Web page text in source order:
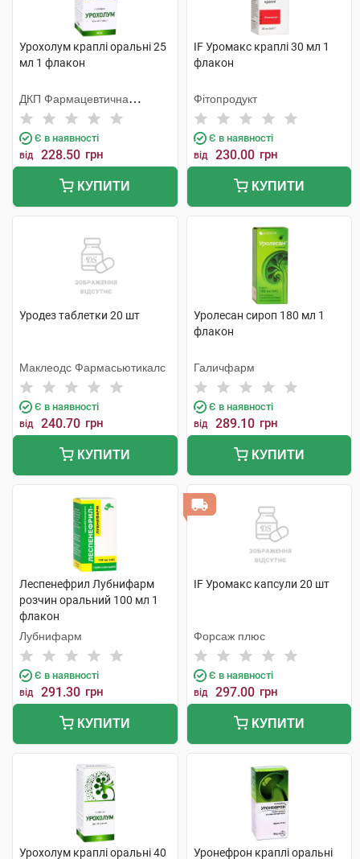
Урохолум краплі оральні 25
мл 1 флакон
ДКП Фармацевтична
фабрика
Є в наявності
від 228.50 грн
КУПИТИ
IF Уромакс краплі 30 мл 1
флакон
Фітопродукт
Є в наявності
від 230.00 грн
КУПИТИ
Уродез таблетки 20 шт
Маклеодс Фармасьютикалс
Є в наявності
від 240.70 грн
КУПИТИ
Уролесан сироп 180 мл 1
флакон
Галичфарм
Є в наявності
від 289.10 грн
КУПИТИ
Леспенефрил Лубнифарм
розчин оральний 100 мл 1
флакон
Лубнифарм
Є в наявності
від 291.30 грн
КУПИТИ
IF Уромакс капсули 20 шт
Форсаж плюс
Є в наявності
від 297.00 грн
КУПИТИ
Урохолум краплі оральні 40 Уронефрон краплі оральні